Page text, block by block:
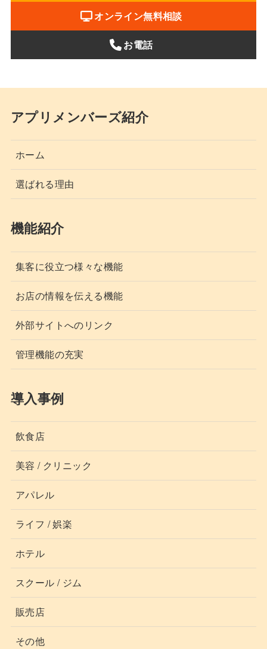
オンライン無料相談
お電話
アプリメンバーズ紹介
ホーム
選ばれる理由
機能紹介
集客に役立つ様々な機能
お店の情報を伝える機能
外部サイトへのリンク
管理機能の充実
導入事例
飲食店
美容 / クリニック
アパレル
ライフ / 娯楽
ホテル
スクール / ジム
販売店
その他